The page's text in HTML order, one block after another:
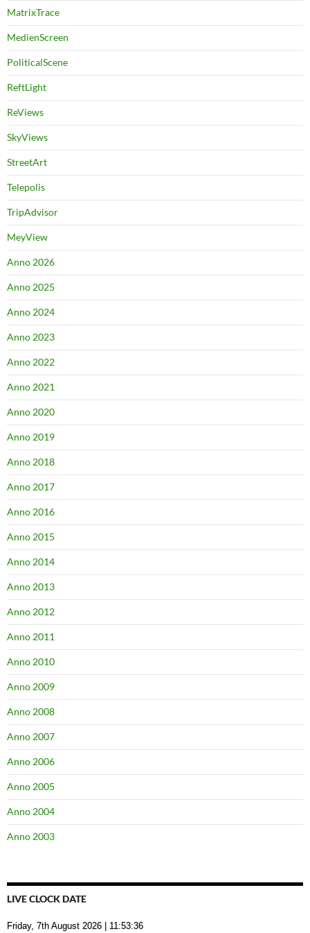
MatrixTrace
MedienScreen
PoliticalScene
ReftLight
ReViews
SkyViews
StreetArt
Telepolis
TripAdvisor
MeyView
Anno 2026
Anno 2025
Anno 2024
Anno 2023
Anno 2022
Anno 2021
Anno 2020
Anno 2019
Anno 2018
Anno 2017
Anno 2016
Anno 2015
Anno 2014
Anno 2013
Anno 2012
Anno 2011
Anno 2010
Anno 2009
Anno 2008
Anno 2007
Anno 2006
Anno 2005
Anno 2004
Anno 2003
LIVE CLOCK DATE
Friday, 7th August 2026 | 11:53:36